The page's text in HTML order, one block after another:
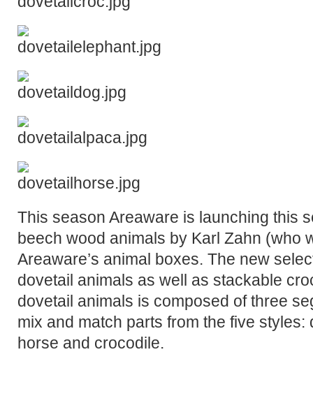
This season Areaware is launching this
beech wood animals by Karl Zahn (who
Areaware’s animal boxes. The new
dovetail animals as well as stackable
dovetail animals is composed of three
mix and match parts from the five styles:
horse and crocodile.